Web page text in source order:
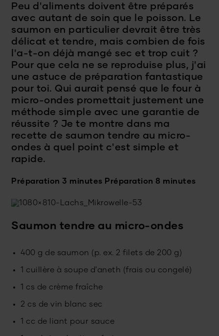
Peu d'aliments doivent être préparés
avec autant de soin que le poisson. Le
saumon en particulier devrait être très
délicat et tendre, mais combien de fois
l'a-t-on déjà mangé sec et trop cuit ?
Pour que cela ne se reproduise plus, j'ai
une astuce de préparation fantastique
pour toi. Qui aurait pensé que le four à
micro-ondes promettait justement une
méthode simple avec une garantie de
réussite ? Je te montre dans ma
recette de saumon tendre au micro-
ondes à quel point c'est simple et
rapide.
Préparation 3 minutes Préparation 8 minutes
Saumon tendre au micro-ondes
400 g de saumon (p. ex. 2 filets de 200 g)
1 cuillère à soupe d'aneth (frais ou congelé)
1 cs de crème fraîche
2 cs de vin blanc sec
1 cc de liant pour sauce